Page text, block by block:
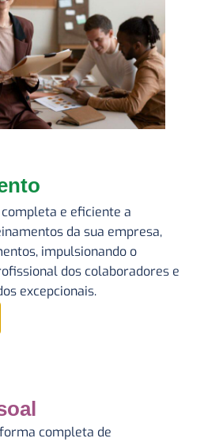
e eficiente a
da sua empresa,
impulsionando o
dos colaboradores e
excepcionais.
completa de